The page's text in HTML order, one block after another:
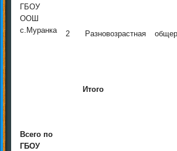
ГБОУ
ООШ
с.Муранка
2 Разновозрастная
Итого
Всего по
ГБОУ